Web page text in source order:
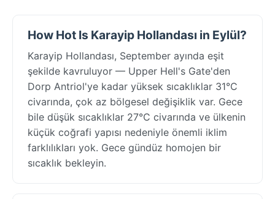
How Hot Is Karayip Hollandası in Eylül?
Karayip Hollandası, September ayında eşit
şekilde kavruluyor — Upper Hell's Gate'den
Dorp Antriol'ye kadar yüksek sıcaklıklar 31°C
civarında, çok az bölgesel değişiklik var. Gece
bile düşük sıcaklıklar 27°C civarında ve ülkenin
küçük coğrafi yapısı nedeniyle önemli iklim
farklılıkları yok. Gece gündüz homojen bir
sıcaklık bekleyin.